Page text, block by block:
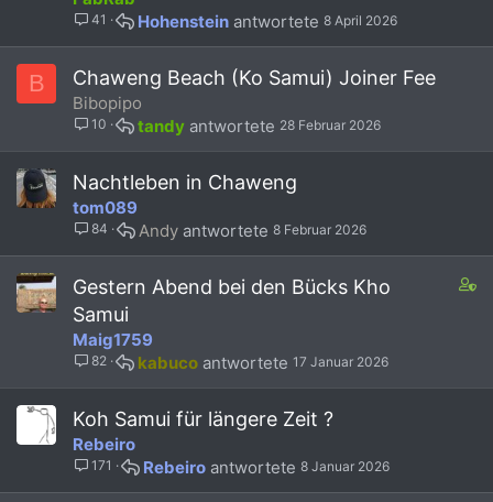
p
s
41 8 April 2026
Hohenstein
B Chaweng Beach (Ko Samui) Joiner Fee
Bibopipo
10 28 Februar 2026
tandy
Nachtleben in Chaweng
tom089
84 8 Februar 2026
Andy
C
i
t
Gestern Abend bei den Bücks Kho
Samui
Maig1759
82 17 Januar 2026
kabuco
Koh Samui für längere Zeit ?
Rebeiro
171 8 Januar 2026
Rebeiro